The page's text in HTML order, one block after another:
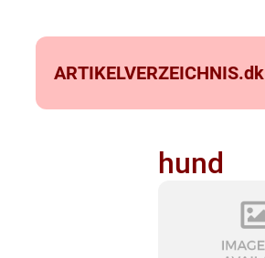
ARTIKELVERZEICHNIS.dk
hund